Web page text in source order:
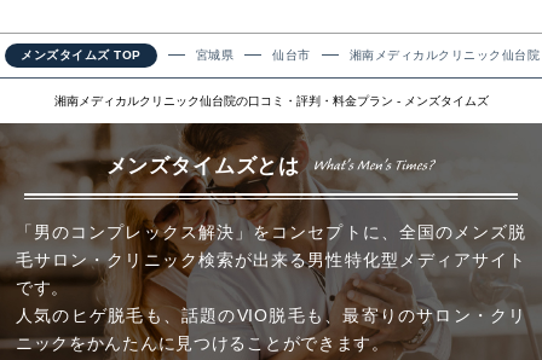
メンズタイムズ TOP 宮城県 仙台市 湘南メディカルクリニック仙台院
湘南メディカルクリニック仙台院の口コミ・評判・料金プラン - メンズタイムズ
メンズタイムズとは
「男のコンプレックス解決」をコンセプトに、全国のメンズ脱
毛サロン・クリニック検索が出来る男性特化型メディアサイト
です。
人気のヒゲ脱毛も、話題のVIO脱毛も、最寄りのサロン・クリ
ニックをかんたんに見つけることができます。